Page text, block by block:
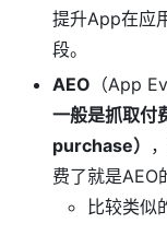
提升App在应
段。
AEO （App
一般是抓取付
purchase）
费了就是AEO
比较类似